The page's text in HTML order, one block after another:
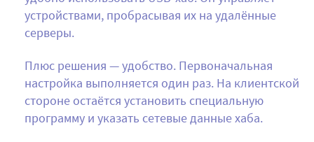
устройствами, пробрасывая их на удалённые
серверы.
Плюс решения — удобство. Первоначальная
настройка выполняется один раз. На клиентской
стороне остаётся установить специальную
программу и указать сетевые данные хаба.